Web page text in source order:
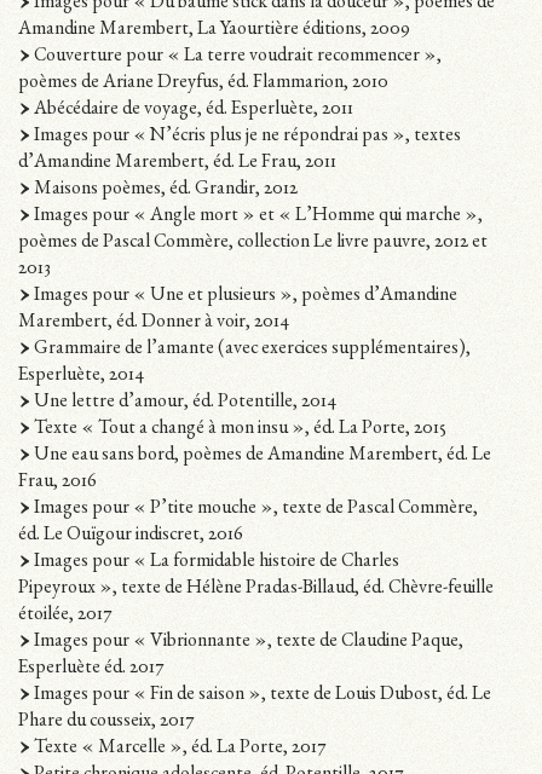
Amandine Marembert, La Yaourtière éditions, 2009
Couverture pour « La terre voudrait recommencer »,
poèmes de Ariane Dreyfus, éd. Flammarion, 2010
Abécédaire de voyage, éd. Esperluète, 2011
Images pour « N’écris plus je ne répondrai pas », textes
d’Amandine Marembert, éd. Le Frau, 2011
Maisons poèmes, éd. Grandir, 2012
Images pour « Angle mort » et « L’Homme qui marche »,
poèmes de Pascal Commère, collection Le livre pauvre, 2012 et
2013
Images pour « Une et plusieurs », poèmes d’Amandine
Marembert, éd. Donner à voir, 2014
Grammaire de l’amante (avec exercices supplémentaires),
Esperluète, 2014
Une lettre d’amour, éd. Potentille, 2014
Texte « Tout a changé à mon insu », éd. La Porte, 2015
Une eau sans bord, poèmes de Amandine Marembert, éd. Le
Frau, 2016
Images pour « P’tite mouche », texte de Pascal Commère,
éd. Le Ouïgour indiscret, 2016
Images pour « La formidable histoire de Charles
Pipeyroux », texte de Hélène Pradas-Billaud, éd. Chèvre-feuille
étoilée, 2017
Images pour « Vibrionnante », texte de Claudine Paque,
Esperluète éd. 2017
Images pour « Fin de saison », texte de Louis Dubost, éd. Le
Phare du cousseix, 2017
Texte « Marcelle », éd. La Porte, 2017